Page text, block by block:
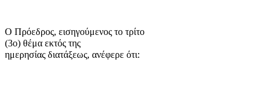
Ο Πρόεδρος, εισηγούμενος το τρίτο
(3o) θέμα εκτός της
ημερησίας διατάξεως, ανέφερε ότι: